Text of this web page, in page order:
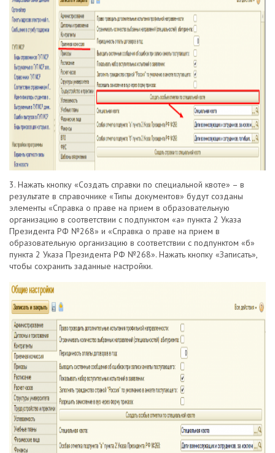
3. Нажать кнопку «Создать справки по специальной квоте» – в
результате в справочнике «Типы документов» будут созданы
элементы «Справка о праве на прием в образовательную
организацию в соответствии с подпунктом «а» пункта 2 Указа
Президента РФ №268» и «Справка о праве на прием в
образовательную организацию в соответствии с подпунктом «б»
пункта 2 Указа Президента РФ №268». Нажать кнопку «Записать»,
чтобы сохранить заданные настройки.